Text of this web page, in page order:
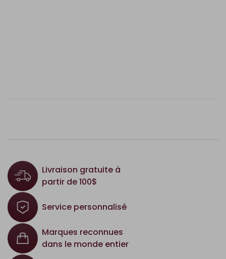
Livraison gratuite à
partir de 100$
Service personnalisé
Marques reconnues
dans le monde entier